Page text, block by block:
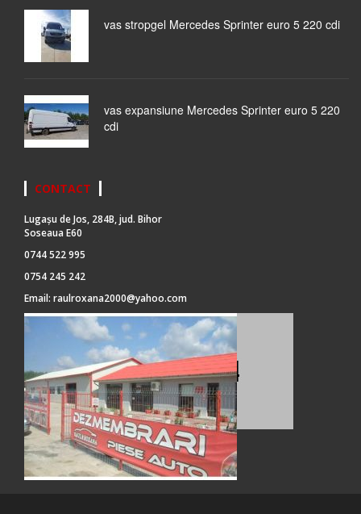
vas stropgel Mercedes Sprinter euro 5 220 cdi
vas expansiune Mercedes Sprinter euro 5 220
cdi
CONTACT
Lugașu de Jos, 284B, jud. Bihor
Soseaua E60
0744 522 995
0754 245 242
Email: raulroxana2000@yahoo.com